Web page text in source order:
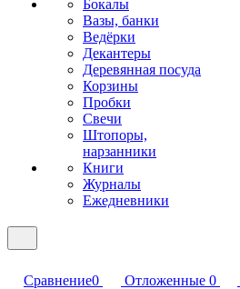
Бокалы
Вазы, банки
Ведёрки
Декантеры
Деревянная посуда
Корзины
Пробки
Свечи
Штопоры,
нарзанники
Книги
Журналы
Ежедневники
Сравнение0 Отложенные 0